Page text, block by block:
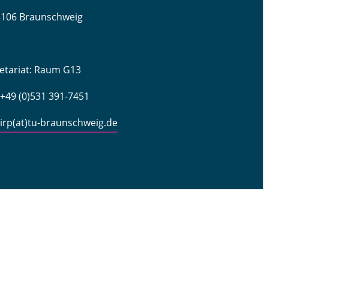
Braunschweig
Raum G13
(0)531 391-7451
irp(at)tu-braunschweig.de